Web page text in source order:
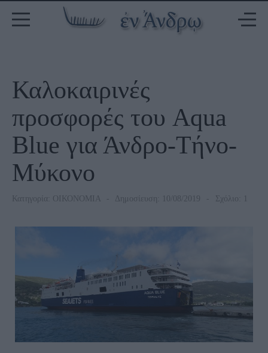
Καλοκαιρινές
προσφορές του Aqua
Blue για Άνδρο-Τήνο-
Μύκονο
Κατηγορία: ΟΙΚΟΝΟΜΙΑ Δημοσίευση: 10/08/2019 Σχόλιο: 1